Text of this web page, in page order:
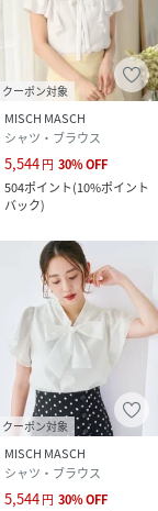
クーポン対象
MISCH MASCH
シャツ・ブラウス
5,544円 30%OFF
504ポイント(10%ポイント
バック)
クーポン対象
MISCH MASCH
シャツ・ブラウス
5,544円 30%OFF